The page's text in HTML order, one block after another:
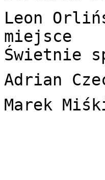
Leon
miejsce
Świetnie
Adrian
Marek